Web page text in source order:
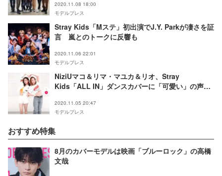
2020.11.08 18:00
モデルプレス
Stray Kids「Mステ」初出演でJ.Y. Parkが凄さを証
言 嵐とのトークに反響も
2020.11.06 22:01
モデルプレス
NiziUマコ＆リマ・マユカ＆リオ、Stray
Kids「ALL IN」ダンスカバーに「可愛い」の声殺
2020.11.05 20:47
モデルプレス
おすすめ特集
8月のカバーモデルは映画「ブルーロック」の高橋
文哉